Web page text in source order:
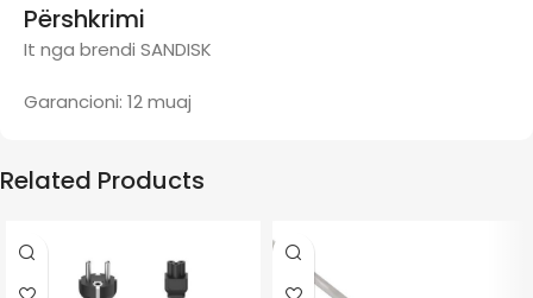
Përshkrimi
It nga brendi SANDISK
Garancioni: 12 muaj
Related Products